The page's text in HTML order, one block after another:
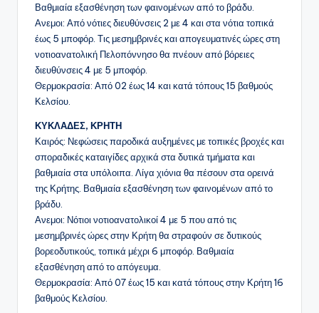
Βαθμιαία εξασθένηση των φαινομένων από το βράδυ.
Ανεμοι: Από νότιες διευθύνσεις 2 με 4 και στα νότια τοπικά
έως 5 μποφόρ. Τις μεσημβρινές και απογευματινές ώρες στη
νοτιοανατολική Πελοπόννησο θα πνέουν από βόρειες
διευθύνσεις 4 με 5 μποφόρ.
Θερμοκρασία: Από 02 έως 14 και κατά τόπους 15 βαθμούς
Κελσίου.
ΚΥΚΛΑΔΕΣ, ΚΡΗΤΗ
Καιρός: Νεφώσεις παροδικά αυξημένες με τοπικές βροχές και
σποραδικές καταιγίδες αρχικά στα δυτικά τμήματα και
βαθμιαία στα υπόλοιπα. Λίγα χιόνια θα πέσουν στα ορεινά
της Κρήτης. Βαθμιαία εξασθένηση των φαινομένων από το
βράδυ.
Ανεμοι: Νότιοι νοτιοανατολικοί 4 με 5 που από τις
μεσημβρινές ώρες στην Κρήτη θα στραφούν σε δυτικούς
βορεοδυτικούς, τοπικά μέχρι 6 μποφόρ. Βαθμιαία
εξασθένηση από το απόγευμα.
Θερμοκρασία: Από 07 έως 15 και κατά τόπους στην Κρήτη 16
βαθμούς Κελσίου.